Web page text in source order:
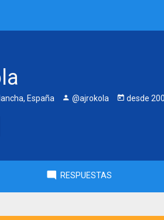
España @ajrokola desde
RESPUESTAS